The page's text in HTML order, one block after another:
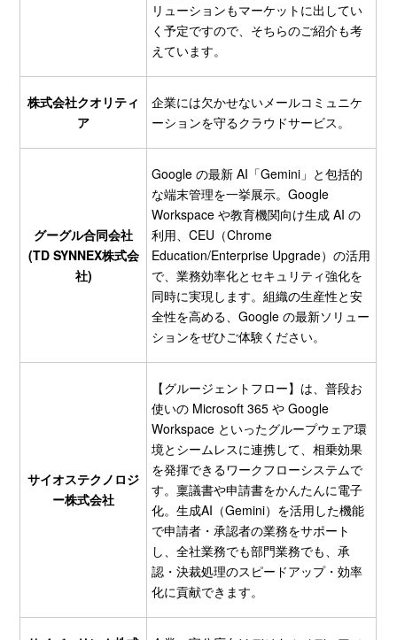
リューションもマーケットに出してい
く予定ですので、そちらのご紹介も考
えています。
株式会社クオリティ
ア
企業には欠かせないメールコミュニケ
ーションを守るクラウドサービス。
グーグル合同会社
(TD SYNNEX株式会
社)
Google の最新 AI「Gemini」と包括的
な端末管理を一挙展示。Google
Workspace や教育機関向け生成 AI の
利用、CEU（Chrome
Education/Enterprise Upgrade）の活用
で、業務効率化とセキュリティ強化を
同時に実現します。組織の生産性と安
全性を高める、Google の最新ソリュー
ションをぜひご体験ください。
サイオステクノロジ
ー株式会社
【グルージェントフロー】は、普段お
使いの Microsoft 365 や Google
Workspace といったグループウェア環
境とシームレスに連携して、相乗効果
を発揮できるワークフローシステムで
す。稟議書や申請書をかんたんに電子
化。生成AI（Gemini）を活用した機能
で申請者・承認者の業務をサポート
し、全社業務でも部門業務でも、承
認・決裁処理のスピードアップ・効率
化に貢献できます。